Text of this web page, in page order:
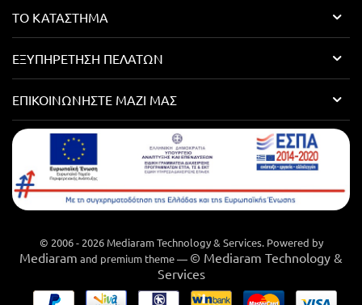
ΤΟ ΚΑΤΆΣΤΗΜΑ
ΕΞΥΠΗΡΈΤΗΣΗ ΠΕΛΑΤΏΝ
ΕΠΙΚΟΙΝΩΝΉΣΤΕ ΜΑΖΊ ΜΑΣ
© 2006 - 2026 Mediaram Technology & Services. Powered by
Mediaram and premium theme — © Mediaram Technology &
Services